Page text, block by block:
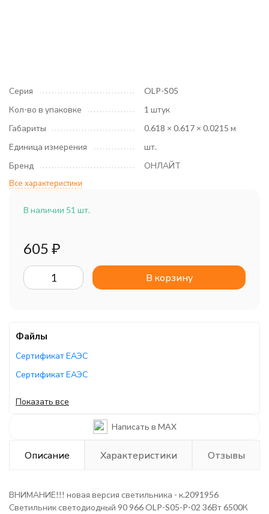
Серия
OLP-S05
Кол-во в упаковке
1 штук
Габариты
0.618 × 0.617 × 0.0215 м
Единица измерения
шт.
Бренд
ОНЛАЙТ
Все характеристики
В наличии 51 шт.
605 ₽
В корзину
Файлы
Сертификат ЕАЭС
Сертификат ЕАЭС
Показать все
Написать в MAX
Описание Характеристики Отзывы
ВНИМАНИЕ!!! новая версия светильника - к.2091956
Светильник светодиодный 90 966 OLP-S05-P-02 36Вт 6500К